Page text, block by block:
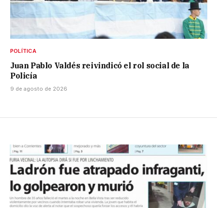
POLÍTICA
Juan Pablo Valdés reivindicó el rol social de la
Policía
9 de agosto de 2026